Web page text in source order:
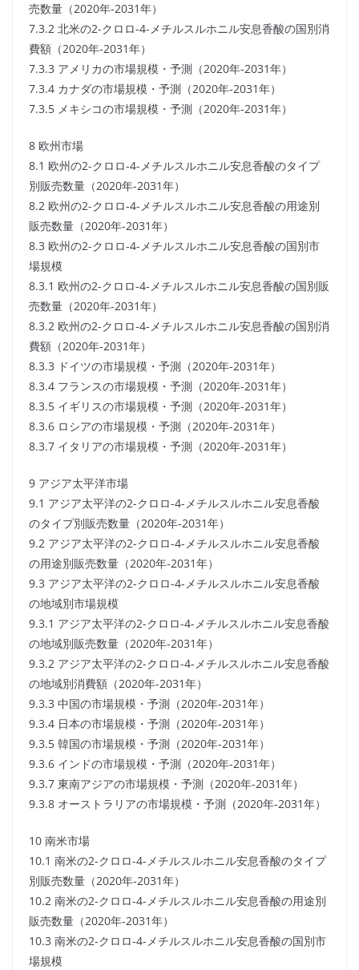
売数量（2020年-2031年）
7.3.2 北米の2-クロロ-4-メチルスルホニル安息香酸の国別消
費額（2020年-2031年）
7.3.3 アメリカの市場規模・予測（2020年-2031年）
7.3.4 カナダの市場規模・予測（2020年-2031年）
7.3.5 メキシコの市場規模・予測（2020年-2031年）
8 欧州市場
8.1 欧州の2-クロロ-4-メチルスルホニル安息香酸のタイプ
別販売数量（2020年-2031年）
8.2 欧州の2-クロロ-4-メチルスルホニル安息香酸の用途別
販売数量（2020年-2031年）
8.3 欧州の2-クロロ-4-メチルスルホニル安息香酸の国別市
場規模
8.3.1 欧州の2-クロロ-4-メチルスルホニル安息香酸の国別販
売数量（2020年-2031年）
8.3.2 欧州の2-クロロ-4-メチルスルホニル安息香酸の国別消
費額（2020年-2031年）
8.3.3 ドイツの市場規模・予測（2020年-2031年）
8.3.4 フランスの市場規模・予測（2020年-2031年）
8.3.5 イギリスの市場規模・予測（2020年-2031年）
8.3.6 ロシアの市場規模・予測（2020年-2031年）
8.3.7 イタリアの市場規模・予測（2020年-2031年）
9 アジア太平洋市場
9.1 アジア太平洋の2-クロロ-4-メチルスルホニル安息香酸
のタイプ別販売数量（2020年-2031年）
9.2 アジア太平洋の2-クロロ-4-メチルスルホニル安息香酸
の用途別販売数量（2020年-2031年）
9.3 アジア太平洋の2-クロロ-4-メチルスルホニル安息香酸
の地域別市場規模
9.3.1 アジア太平洋の2-クロロ-4-メチルスルホニル安息香酸
の地域別販売数量（2020年-2031年）
9.3.2 アジア太平洋の2-クロロ-4-メチルスルホニル安息香酸
の地域別消費額（2020年-2031年）
9.3.3 中国の市場規模・予測（2020年-2031年）
9.3.4 日本の市場規模・予測（2020年-2031年）
9.3.5 韓国の市場規模・予測（2020年-2031年）
9.3.6 インドの市場規模・予測（2020年-2031年）
9.3.7 東南アジアの市場規模・予測（2020年-2031年）
9.3.8 オーストラリアの市場規模・予測（2020年-2031年）
10 南米市場
10.1 南米の2-クロロ-4-メチルスルホニル安息香酸のタイプ
別販売数量（2020年-2031年）
10.2 南米の2-クロロ-4-メチルスルホニル安息香酸の用途別
販売数量（2020年-2031年）
10.3 南米の2-クロロ-4-メチルスルホニル安息香酸の国別市
場規模